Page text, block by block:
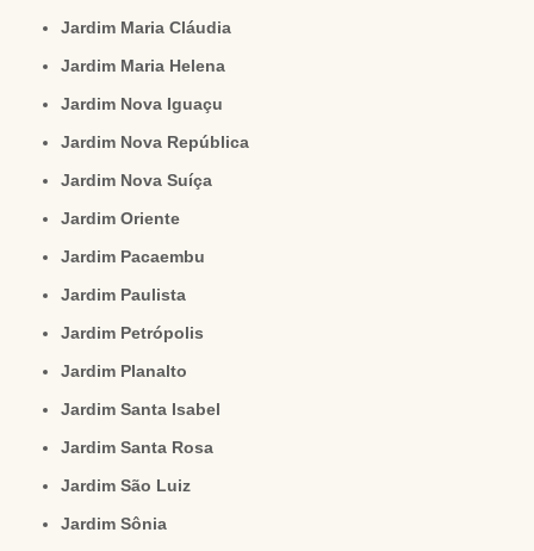
Jardim Maria Cláudia
Jardim Maria Helena
Jardim Nova Iguaçu
Jardim Nova República
Jardim Nova Suíça
Jardim Oriente
Jardim Pacaembu
Jardim Paulista
Jardim Petrópolis
Jardim Planalto
Jardim Santa Isabel
Jardim Santa Rosa
Jardim São Luiz
Jardim Sônia